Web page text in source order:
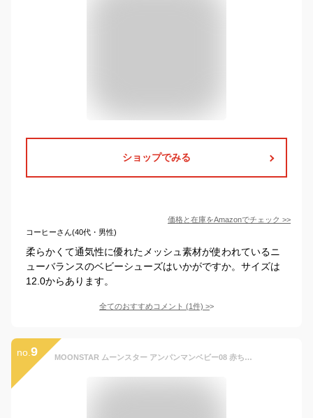
ショップでみる
価格と在庫をAmazonでチェック >>
コーヒーさん(40代・男性)
柔らかくて通気性に優れたメッシュ素材が使われているニ
ューバランスのベビーシューズはいかがですか。サイズは
12.0からあります。
全てのおすすめコメント (1件) >
no. 9 MOONSTAR ムーンスター アンパンマンベビー08 赤ちゃん マタニティ ベビー キッズ シューズ 子供靴 マジックテープ かわいい 男の子 女の子 アンパンマン 出産祝い プレゼント ピンク ブルー ブラウン ドキンちゃん 足育 履きやすい バンド 通園 幼稚園 保育園 スニーカー